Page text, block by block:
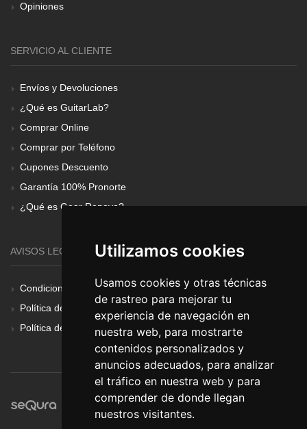
Utilizamos cookies
Usamos cookies y otras técnicas
de rastreo para mejorar tu
experiencia de navegación en
nuestra web, para mostrarte
contenidos personalizados y
anuncios adecuados, para analizar
el tráfico en nuestra web y para
comprender de donde llegan
nuestros visitantes.
Opiniones
SERVICIO AL CLIENTE
Envíos y Devoluciones
¿Qué es GuitarLab?
Comprar Online
Comprar por Teléfono
Cupones Descuento
Garantía 100% Pronorte
¿Qué es Gear Renove?
AVISOS LEGALES
Condiciones Generales
Política de Cookies
Política de Privacidad